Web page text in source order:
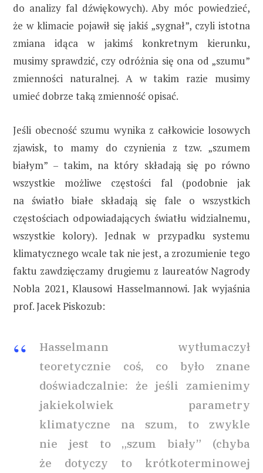
do analizy fal dźwiękowych). Aby móc powiedzieć,
że w klimacie pojawił się jakiś „sygnał”, czyli istotna
zmiana idąca w jakimś konkretnym kierunku,
musimy sprawdzić, czy odróżnia się ona od „szumu”
zmienności naturalnej. A w takim razie musimy
umieć dobrze taką zmienność opisać.
Jeśli obecność szumu wynika z całkowicie losowych
zjawisk, to mamy do czynienia z tzw. „szumem
białym” – takim, na który składają się po równo
wszystkie możliwe częstości fal (podobnie jak
na światło białe składają się fale o wszystkich
częstościach odpowiadających światłu widzialnemu,
wszystkie kolory). Jednak w przypadku systemu
klimatycznego wcale tak nie jest, a zrozumienie tego
faktu zawdzięczamy drugiemu z laureatów Nagrody
Nobla 2021, Klausowi Hasselmannowi. Jak wyjaśnia
prof. Jacek Piskozub:
Hasselmann wytłumaczył
teoretycznie coś, co było znane
doświadczalnie: że jeśli zamienimy
jakiekolwiek parametry
klimatyczne na szum, to zwykle
nie jest to „szum biały” (chyba
że dotyczy to krótkoterminowej